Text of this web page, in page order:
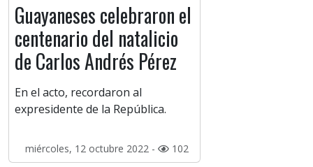
Guayaneses celebraron el
centenario del natalicio
de Carlos Andrés Pérez
En el acto, recordaron al
expresidente de la República.
miércoles, 12 octubre 2022 - 102